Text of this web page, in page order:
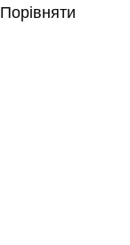
Порівняти